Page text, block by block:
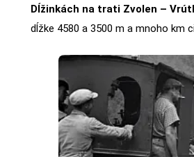
Dĺžinkách na trati Zvolen –
dĺžke 4580 a 3500 m a mnoho km